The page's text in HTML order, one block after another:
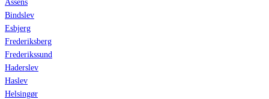
Assens
Bindslev
Esbjerg
Frederiksberg
Frederikssund
Haderslev
Haslev
Helsingør